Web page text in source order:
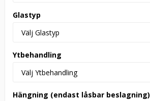
Glastyp
Ytbehandling
Hängning (endast låsbar beslagning)